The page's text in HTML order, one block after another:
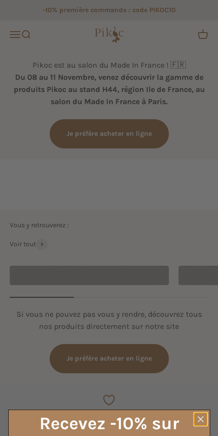
-10% première commande : code PIKOC10
Ouvrir la navigation
Ouvrir la recherche Pikoc Voir
Pikoc est au salon du Made In France ! 🇫🇷
Du 08 au 11 Novembre, venez découvrir la gamme de
produits Pikoc au stand H44, région Ile de France, au
salon du Made In France à Paris.
Je préfère acheter en ligne
Voir tout
LESSIVES PARFUMÉES
Si vous ne pouvez pas vous y rendre, découvrez tous
nos produits directement sur notre site
Je préfère acheter en ligne
Service client rapide
et attentionné
Recevez -10% sur